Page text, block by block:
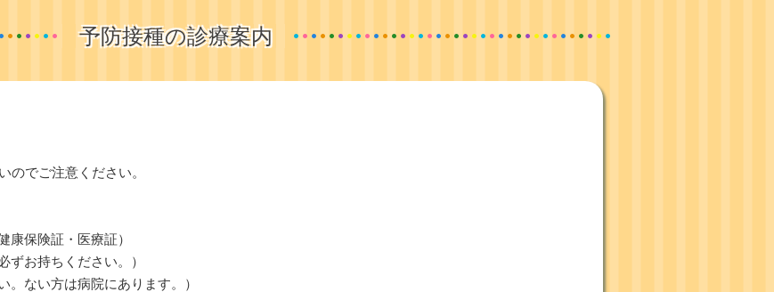
予防接種の診療案内
のでご注意ください。
康保険証・医療証）
ずお持ちください。）
。ない方は病院にあります。）